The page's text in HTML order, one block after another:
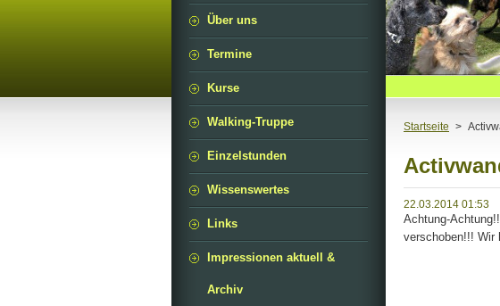
Startseite >
22.03.2014 01:53
Achtung-
verschoben!!! Wir
Über uns
Termine
Kurse
Walking-Truppe
Einzelstunden
Wissenswertes
Links
Impressionen aktuell &
Archiv